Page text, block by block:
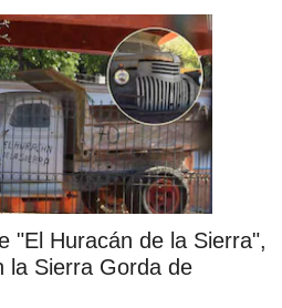
"El Huracán de la Sierra",
la Sierra Gorda de